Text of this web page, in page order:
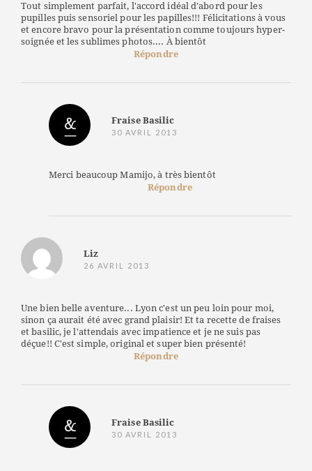
Tout simplement parfait, l'accord idéal d'abord pour les
pupilles puis sensoriel pour les papilles!!! Félicitations à vous
et encore bravo pour la présentation comme toujours hyper-
soignée et les sublimes photos.... À bientôt
Répondre
Fraise Basilic
30 AVRIL 2013
Merci beaucoup Mamijo, à très bientôt
Répondre
Liz
26 AVRIL 2013
Une bien belle aventure... Lyon c'est un peu loin pour moi,
sinon ça aurait été avec grand plaisir! Et ta recette de fraises
et basilic, je l'attendais avec impatience et je ne suis pas
déçue!! C'est simple, original et super bien présenté!
Répondre
Fraise Basilic
30 AVRIL 2013